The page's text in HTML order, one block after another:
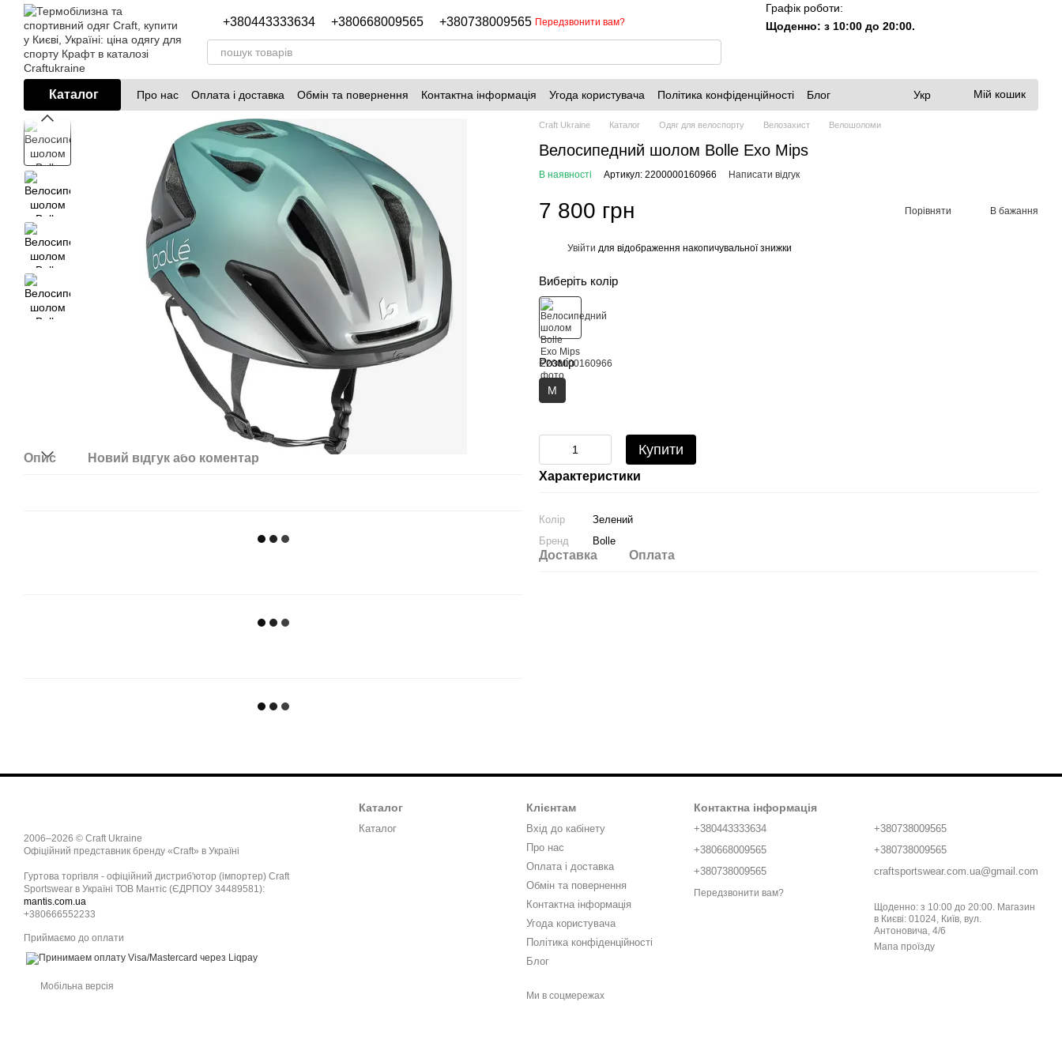
Перейти до основного контенту
+380443333634 +380668009565 +380738009565 Передзвонити вам?
Графік роботи:
Щоденно: з 10:00 до 20:00.
Каталог Про нас Оплата і доставка Обмін та повернення Контактна інформація Угода користувача Політика конфіденційності Блог Укр Мій кошик
Опис Новий відгук або коментар
Craft Ukraine Каталог Одяг для велоспорту Велозахист Велошоломи
Велосипедний шолом Bolle Exo Mips
В наявності Артикул: 2200000160966 Написати відгук
7 800 грн Порівняти В бажання
Увійти для відображення накопичувальної знижки
Виберіть колір
Розмір
M
Купити
Характеристики
Колір
Зелений
Бренд
Bolle
Доставка Оплата
2006–2026 © Craft Ukraine
Офіційний представник бренду «Craft» в Україні
Гуртова торгівля - офіційний дистриб'ютор (імпортер) Craft
Sportswear в Україні ТОВ Мантіс (ЄДРПОУ 34489581):
mantis.com.ua
+380666552233
Приймаємо до оплати
Мобільна версія
Каталог
Каталог
Клієнтам
Вхід до кабінету
Про нас
Оплата і доставка
Обмін та повернення
Контактна інформація
Угода користувача
Політика конфіденційності
Блог
Ми в соцмережах
Контактна інформація
+380443333634
+380668009565
+380738009565
Передзвонити вам?
+380738009565
+380738009565
craftsportswear.com.ua@gmail.com
Щоденно: з 10:00 до 20:00. Магазин
в Києві: 01024, Київ, вул.
Антоновича, 4/6
Мапа проїзду